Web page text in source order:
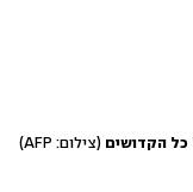
כל הקדושים (צילום: AFP)